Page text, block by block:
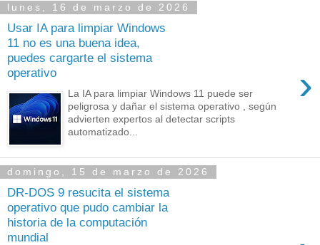
lunes, 16 de marzo de 2026
Usar IA para limpiar Windows
11 no es una buena idea,
puedes cargarte el sistema
operativo
›
La IA para limpiar Windows 11 puede ser
peligrosa y dañar el sistema operativo , según
advierten expertos al detectar scripts
automatizado...
domingo, 15 de marzo de 2026
DR-DOS 9 resucita el sistema
operativo que pudo cambiar la
historia de la computación
mundial